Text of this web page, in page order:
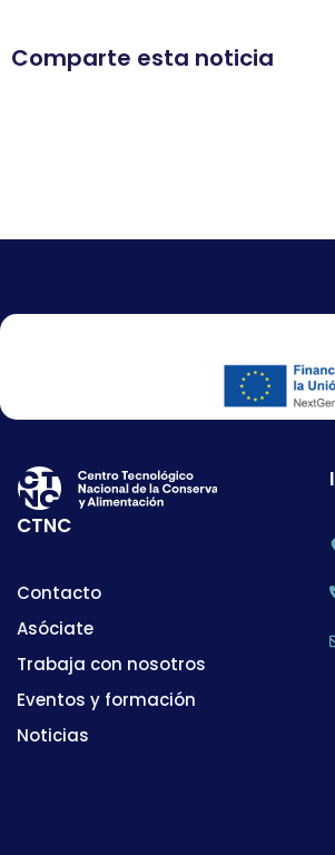
Comparte esta noticia
CTNC
Contacto
Asóciate
Trabaja con nosotros
Eventos y formación
Noticias